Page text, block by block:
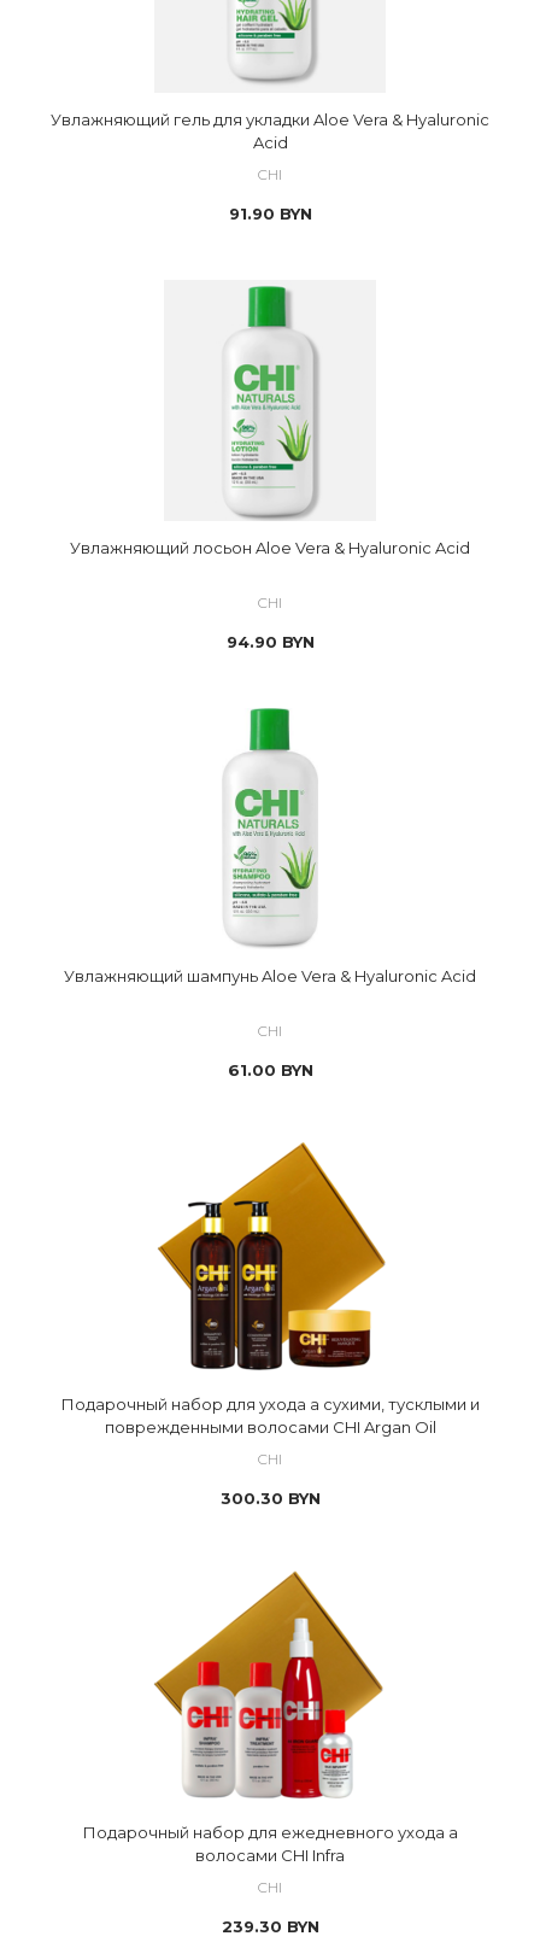
Увлажняющий гель для укладки Aloe Vera & Hyaluronic
Acid
CHI
91.90 BYN
Увлажняющий лосьон Aloe Vera & Hyaluronic Acid
CHI
94.90 BYN
Увлажняющий шампунь Aloe Vera & Hyaluronic Acid
CHI
61.00 BYN
Подарочный набор для ухода а сухими, тусклыми и
поврежденными волосами CHI Argan Oil
CHI
300.30 BYN
Подарочный набор для ежедневного ухода а
волосами CHI Infra
CHI
239.30 BYN